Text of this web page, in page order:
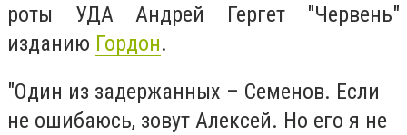
роты УДА Андрей Гергет "Червень"
изданию Гордон.
"Один из задержанных – Семенов. Если
не ошибаюсь, зовут Алексей. Но его я не